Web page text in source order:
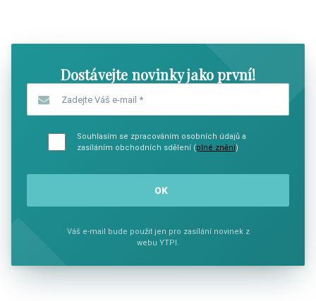
Dostávejte novinky jako první!
Souhlasím se zpracováním osobních údajů a
zasíláním obchodních sdělení (plné znění)
Váš e-mail bude použit jen pro zasílání novinek z
webu YTPI.